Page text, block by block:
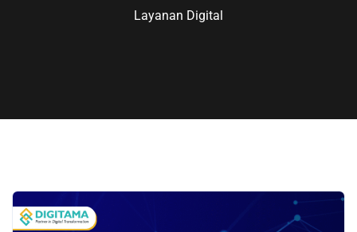
Layanan Digital